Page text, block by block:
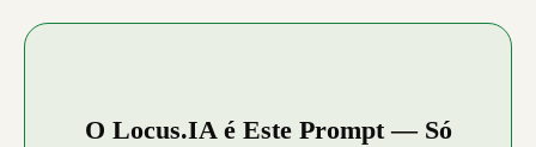
O Locus.IA é Este Prompt — Só